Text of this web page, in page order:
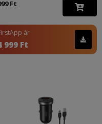
Ft
ár
999 Ft